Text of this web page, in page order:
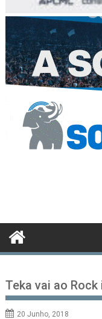
Teka vai ao
20 Junho, 2018